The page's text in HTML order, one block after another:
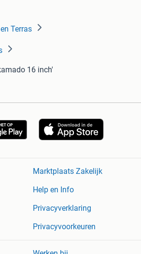
Terras
16 inch'
Marktplaats Zakelijk
Help en Info
Privacyverklaring
Privacyvoorkeuren